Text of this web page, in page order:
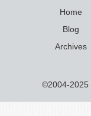
Home
Blog
Archives
©2004-2025